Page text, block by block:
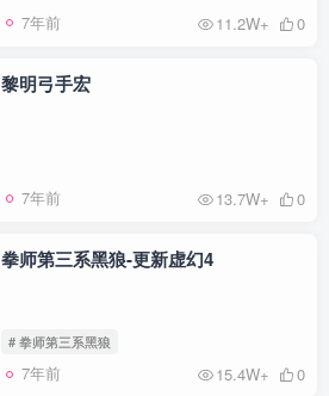
7年前 11.2W+ 0
黎明弓手宏
7年前 13.7W+ 0
拳师第三系黑狼-更新虚幻4
# 拳师第三系黑狼
7年前 15.4W+ 0